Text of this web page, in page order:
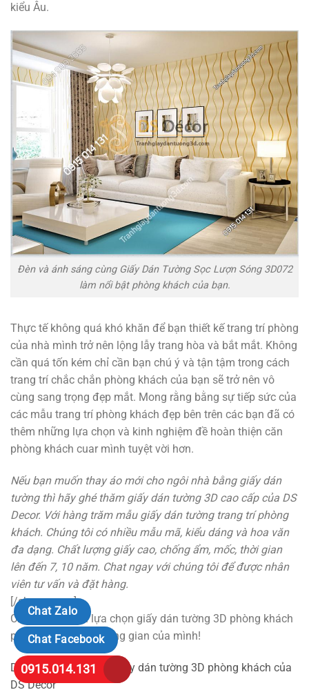
kiểu Âu.
Đèn và ánh sáng cùng Giấy Dán Tường Sọc Lượn Sóng 3D072
làm nổi bật phòng khách của bạn.
Thực tế không quá khó khăn để bạn thiết kế trang trí phòng
của nhà mình trở nên lộng lẫy trang hòa và bắt mắt. Không
cần quá tốn kém chỉ cần bạn chú ý và tận tậm trong cách
trang trí chắc chắn phòng khách của bạn sẽ trở nên vô
cùng sang trọng đẹp mắt. Mong rằng bằng sự tiếp sức của
các mẫu trang trí phòng khách đẹp bên trên các bạn đã có
thêm những lựa chọn và kinh nghiệm đề hoàn thiện căn
phòng khách cuar mình tuyệt vời hơn.
Nếu bạn muốn thay áo mới cho ngôi nhà bằng giấy dán
tường thì hãy ghé thăm giấy dán tường 3D cao cấp của DS
Decor. Với hàng trăm mẫu giấy dán tường trang trí phòng
khách. Chúng tôi có nhiều mẫu mã, kiểu dáng và hoa văn
đa dạng. Chất lượng giấy cao, chống ẩm, mốc, thời gian
lên đến 7, 10 năm. Chat ngay với chúng tôi để được nhân
viên tư vấn và đặt hàng.
[/show_more]
Chúc quý khách lựa chọn giấy dán tường 3D phòng khách
phù hợp nhất với không gian của mình!
Dưới đây là các mẫu giấy dán tường 3D phòng khách của
DS Decor
Chat Zalo
Chat Facebook
0915.014.131